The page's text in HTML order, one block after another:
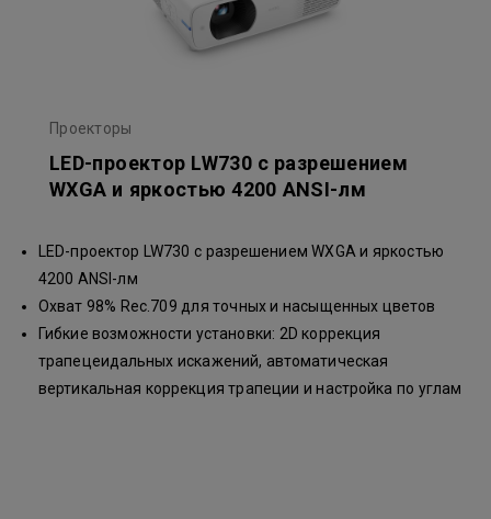
Проекторы
LED-проектор LW730 с разрешением
WXGA и яркостью 4200 ANSI-лм
LED-проектор LW730 с разрешением WXGA и яркостью
4200 ANSI-лм
Охват 98% Rec.709 для точных и насыщенных цветов
Гибкие возможности установки: 2D коррекция
трапецеидальных искажений, автоматическая
вертикальная коррекция трапеции и настройка по углам